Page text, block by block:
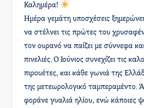
Καλημέρα!
Ημέρα γεμάτη υποσχέσεις
να στέλνει τις πρώτες του
τον ουρανό να παίζει με σύννεφα
πινελιές. Ο Ιούνιος συνεχίζει τις
πιρουέτες, και κάθε γωνιά της
της μετεωρολογικό ταμπεραμέντο.
φοράνε γυαλιά ηλίου, ενώ κάποιες